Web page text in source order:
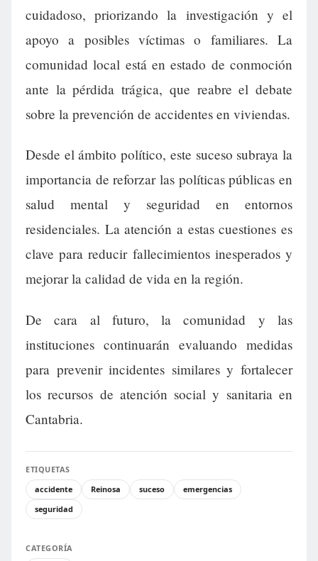
cuidadoso, priorizando la investigación y el
apoyo a posibles víctimas o familiares. La
comunidad local está en estado de conmoción
ante la pérdida trágica, que reabre el debate
sobre la prevención de accidentes en viviendas.
Desde el ámbito político, este suceso subraya la
importancia de reforzar las políticas públicas en
salud mental y seguridad en entornos
residenciales. La atención a estas cuestiones es
clave para reducir fallecimientos inesperados y
mejorar la calidad de vida en la región.
De cara al futuro, la comunidad y las
instituciones continuarán evaluando medidas
para prevenir incidentes similares y fortalecer
los recursos de atención social y sanitaria en
Cantabria.
ETIQUETAS
accidente
Reinosa suceso
emergencias
seguridad
CATEGORÍA